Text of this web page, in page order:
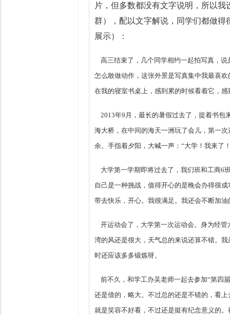
片，但多数都没有文字说明，所以
群），配以文字解说，同学们都做得
展示）：
高三结束了，几个同学相约一起拍写真，
怎么敢做动作，这张外景是写真集中我最喜
在我的寝室书桌上，感到累的时候看着它，
2013年9月，最长的暑假过去了，提着书
海大桥，在中间的海天一洲玩了会儿，第一
余。手指着夕阳，大喊一声：“大学！我来了
大学第一学期即将过去了，我们班和工商6
自己是一种挑战，值得开心的是晚会办得很
带去快乐，开心。我很满足。我还会不断加油
开运动会了，大学第一次运动会。身为经
湾的风还是很大，天气总的来说还算不错。
时还应该多多锻炼呀。
前不久，和学工办吴老师一起去参加“第四
还是借的，略大。不过总的还是不错的，看
就是笑容不好看，不过还是挺有纪念意义的